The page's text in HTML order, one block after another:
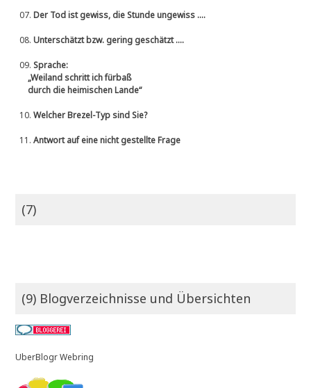
07.Der Tod ist gewiss, die Stunde ungewiss ....
08.Unterschätzt bzw. gering geschätzt ....
09.Sprache:
„Weiland schritt ich fürbaß
durch die heimischen Lande“
10.Welcher Brezel-Typ sind Sie?
11.Antwort auf eine nicht gestellte Frage
(7)
(9) Blogverzeichnisse und Übersichten
UberBlogr Webring